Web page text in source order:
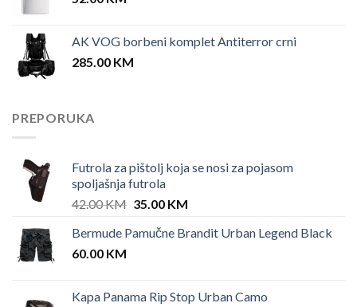
AK VOG borbeni komplet Antiterror crni
285.00 KM
PREPORUKA
Futrola za pištolj koja se nosi za pojasom
spoljašnja futrola
42.00KM Original
was:
35.00 KMCurrent
is:
Bermude Pamučne Brandit Urban Legend Black
60.00 KM
Kapa Panama Rip Stop Urban Camo